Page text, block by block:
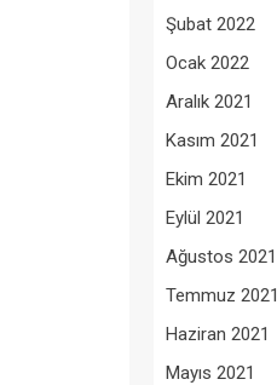
Şubat 2022
Ocak 2022
Aralık 2021
Kasım 2021
Ekim 2021
Eylül 2021
Ağustos 2021
Temmuz 2021
Haziran 2021
Mayıs 2021